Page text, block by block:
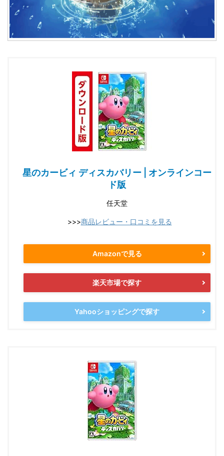
星のカービィ ディスカバリー | オンラインコー
ド版
任天堂
>>>商品レビュー・口コミを見る
Amazonで見る
楽天市場で探す
Yahooショッピングで探す